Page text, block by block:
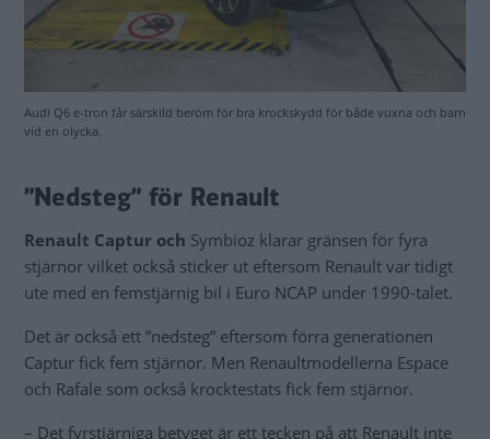
Audi Q6 e-tron får särskild beröm för bra krockskydd för både vuxna och barn
vid en olycka.
”Nedsteg” för Renault
Renault Captur och Symbioz klarar gränsen för fyra
stjärnor vilket också sticker ut eftersom Renault var tidigt
ute med en femstjärnig bil i Euro NCAP under 1990-talet.
Det är också ett ”nedsteg” eftersom förra generationen
Captur fick fem stjärnor. Men Renaultmodellerna Espace
och Rafale som också krocktestats fick fem stjärnor.
– Det fyrstjärniga betyget är ett tecken på att Renault inte